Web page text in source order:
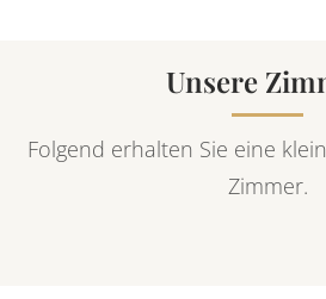
Unsere
Folgend erhalten Sie eine
Zimmer.